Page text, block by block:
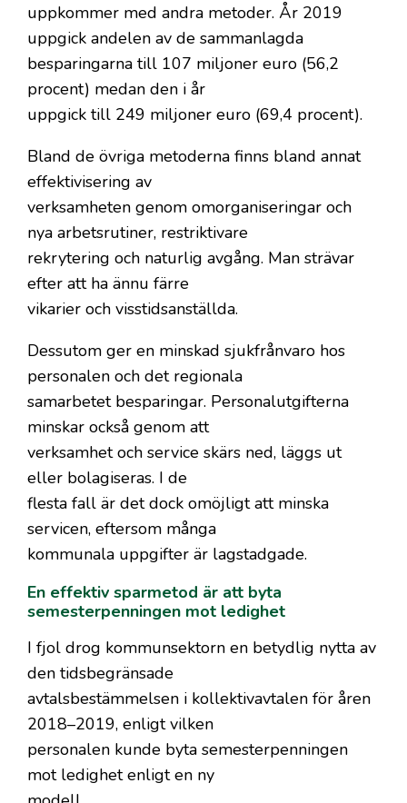
uppkommer med andra metoder. År 2019
uppgick andelen av de sammanlagda
besparingarna till 107 miljoner euro (56,2
procent) medan den i år
uppgick till 249 miljoner euro (69,4 procent).
Bland de övriga metoderna finns bland annat
effektivisering av
verksamheten genom omorganiseringar och
nya arbetsrutiner, restriktivare
rekrytering och naturlig avgång. Man strävar
efter att ha ännu färre
vikarier och visstidsanställda.
Dessutom ger en minskad sjukfrånvaro hos
personalen och det regionala
samarbetet besparingar. Personalutgifterna
minskar också genom att
verksamhet och service skärs ned, läggs ut
eller bolagiseras. I de
flesta fall är det dock omöjligt att minska
servicen, eftersom många
kommunala uppgifter är lagstadgade.
En effektiv sparmetod är att byta
semesterpenningen mot ledighet
I fjol drog kommunsektorn en betydlig nytta av
den tidsbegränsade
avtalsbestämmelsen i kollektivavtalen för åren
2018–2019, enligt vilken
personalen kunde byta semesterpenningen
mot ledighet enligt en ny